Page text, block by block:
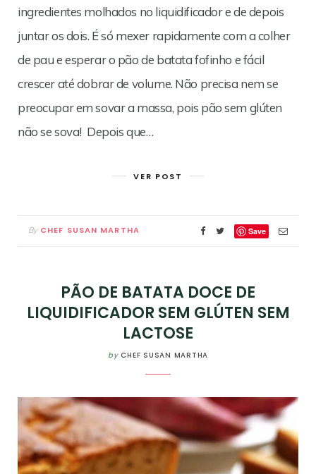
ingredientes molhados no liquidificador e de depois
juntar os dois. É só mexer rapidamente com a colher
de pau e esperar o pão de batata fofinho e fácil
crescer até dobrar de volume. Não precisa nem se
preocupar em sovar a massa, pois pão sem glúten
não se sova! Depois que…
VER POST
By CHEF SUSAN MARTHA Save
PÃO DE BATATA DOCE DE
LIQUIDIFICADOR SEM GLÚTEN SEM
LACTOSE
by CHEF SUSAN MARTHA